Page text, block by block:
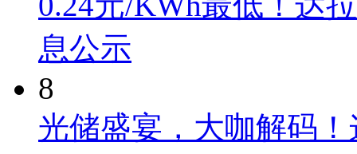
息公示
8
光储盛宴，大咖解码